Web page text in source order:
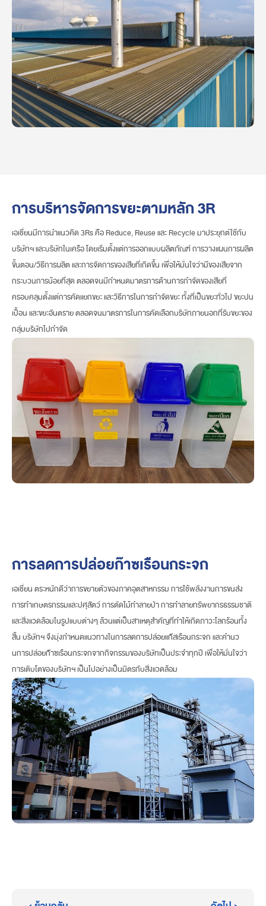
การบริหารจัดการขยะตามหลัก 3R
เอเชี่ยนมีการนําแนวคิด 3Rs คือ Reduce, Reuse และ Recycle มาประยุกต์ใช้กับ
บริษัทฯ และบริษัทในเครือ โดยเริ่มตั้งแต่การออกแบบผลิตภัณฑ์ การวางแผนการผลิต
ขั้นตอน/วิธีการผลิต และการจัดการของเสียที่เกิดขึ้น เพื่อให้มั่นใจว่ามีของเสียจาก
กระบวนการน้อยที่สุด ตลอดจนมีกำหนดมาตรการด้านการกำจัดของเสียที่
ครอบคลุมตั้งแต่การคัดแยกขยะ และวิธีการในการกำจัดขยะ ทั้งที่เป็นขยะทั่วไป ขยะปน
เปื้อน และขยะอันตราย ตลอดจนมาตรการในการคัดเลือกบริษัทภายนอกที่รับขยะของ
กลุ่มบริษัทไปกำจัด
การลดการปล่อยก๊าซเรือนกระจก
เอเชี่ยน ตระหนักดีว่าการขยายตัวของภาคอุตสาหกรรม การใช้พลังงานการขนส่ง
การทำเกษตรกรรมและปศุสัตว์ การตัดไม้ทำลายป่า การทำลายทรัพยากรธรรมชาติ
และสิ่งแวดล้อมในรูปแบบต่างๆ ล้วนแต่เป็นสาเหตุสำคัญที่ทำให้เกิดภาวะโลกร้อนทั้ง
สิ้น บริษัทฯ จึงมุ่งกำหนดแนวทางในการลดการปล่อยแก๊สเรือนกระจก และคำนว
นการปล่อยก๊าซเรือนกระจกจากกิจกรรมของบริษัทเป็นประจำทุกปี เพื่อให้มั่นใจว่า
การเติบโตของบริษัทฯ เป็นไปอย่างเป็นมิตรกับสิ่งแวดล้อม